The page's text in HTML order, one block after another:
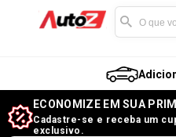
ECONOMIZE EM SUA
Cadastre-se e receba um
exclusivo.